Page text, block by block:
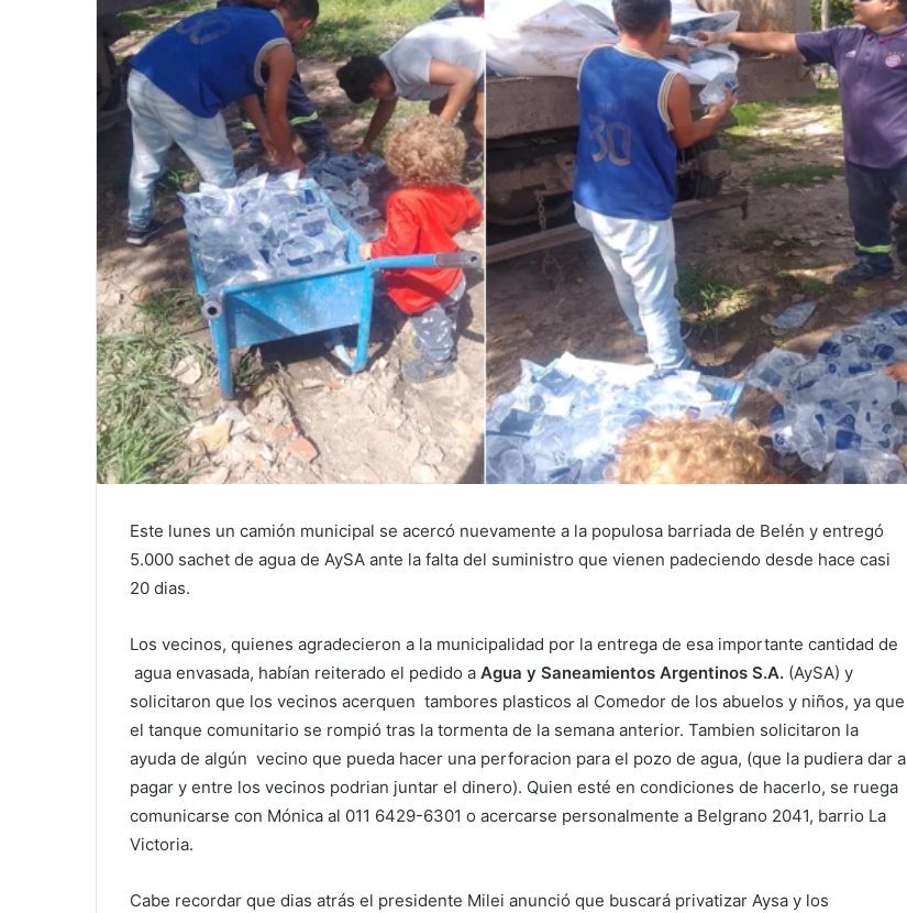
Este lunes un camión municipal se acercó nuevamente a la populosa barriada de Belén y entregó
5.000 sachet de agua de AySA ante la falta del suministro que vienen padeciendo desde hace casi
20 dias.
Los vecinos, quienes agradecieron a la municipalidad por la entrega de esa importante cantidad de
agua envasada, habían reiterado el pedido a Agua y Saneamientos Argentinos S.A. (AySA) y
solicitaron que los vecinos acerquen tambores plasticos al Comedor de los abuelos y niños, ya que
el tanque comunitario se rompió tras la tormenta de la semana anterior. Tambien solicitaron la
ayuda de algún vecino que pueda hacer una perforacion para el pozo de agua, (que la pudiera dar a
pagar y entre los vecinos podrian juntar el dinero). Quien esté en condiciones de hacerlo, se ruega
comunicarse con Mónica al 011 6429-6301 o acercarse personalmente a Belgrano 2041, barrio La
Victoria.
Cabe recordar que dias atrás el presidente Milei anunció que buscará privatizar Aysa y los